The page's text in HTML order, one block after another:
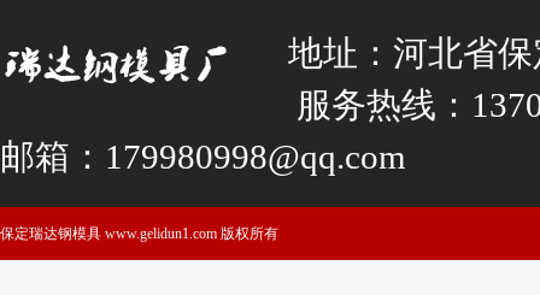
地址：河北省
服务热线：
邮箱：179980998@qq.com
保定瑞达钢模具 www.gelidun1.com 版权所有